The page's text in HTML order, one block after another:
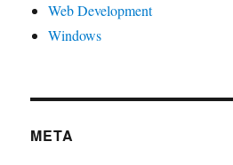
Web Development
Windows
META